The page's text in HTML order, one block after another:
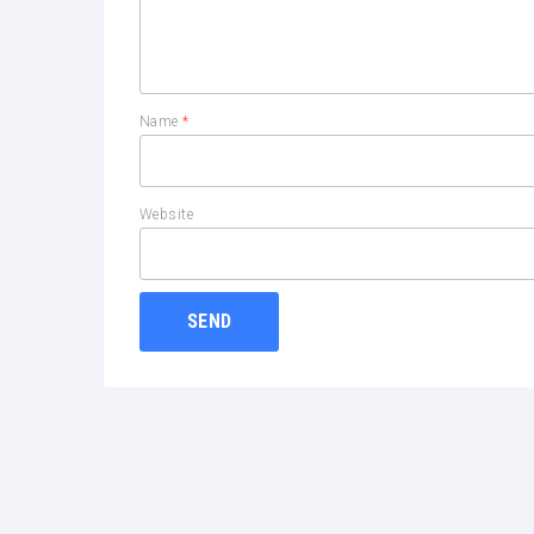
Name*
Website